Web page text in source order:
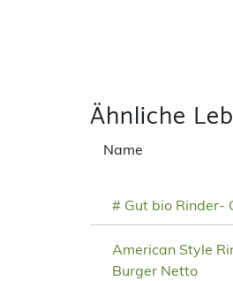
Ähnliche
Name
# Gut bio Rinder-
American Style
Burger Netto